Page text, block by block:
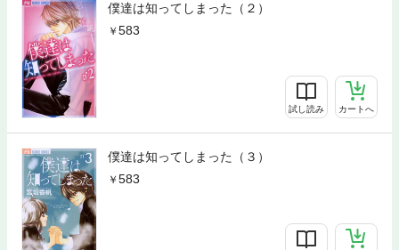
僕達は知ってしまった（２）
583
試し読み カートへ
僕達は知ってしまった（３）
583